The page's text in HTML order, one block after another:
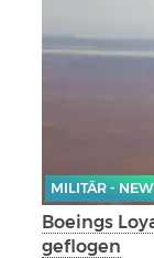
MILITÄR -
Boeings
geflogen